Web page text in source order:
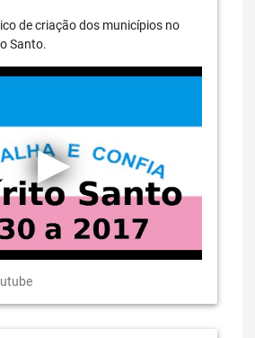
de criação dos municípios no
Santo.